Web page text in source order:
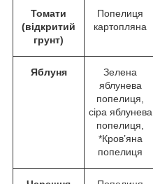
Томати
(відкритий
грунт)
Попелиця
картопляна
Яблуня
Зелена
яблунева
попелиця,
сіра яблунева
попелиця,
*Кров’яна
попелиця